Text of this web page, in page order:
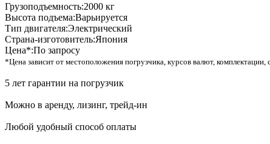
Грузоподъемность:2000 кг
Высота подъема:Варьируется
Тип двигателя:Электрический
Страна-изготовитель:Япония
Цена*:По запросу
*Цена зависит от местоположения погрузчика, курсов валют,
5 лет гарантии на погрузчик
Можно в аренду, лизинг, трейд-ин
Любой удобный способ оплаты